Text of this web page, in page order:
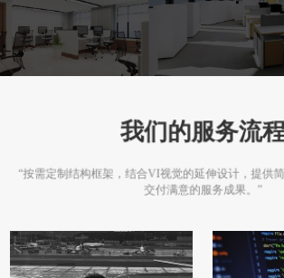
我们的服务流程
“按需定制结构框架，结合VI视觉的延伸设计，提供
交付满意的服务成果。”